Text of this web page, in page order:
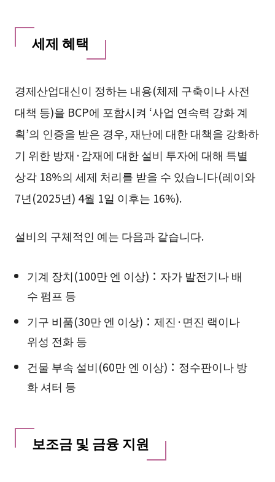
세제 혜택
경제산업대신이 정하는 내용(체제 구축이나 사전
대책 등)을 BCP에 포함시켜 ‘사업 연속력 강화 계
획’의 인증을 받은 경우, 재난에 대한 대책을 강화하
기 위한 방재·감재에 대한 설비 투자에 대해 특별
상각 18%의 세제 처리를 받을 수 있습니다(레이와
7년(2025년) 4월 1일 이후는 16%).
설비의 구체적인 예는 다음과 같습니다.
기계 장치(100만 엔 이상)：자가 발전기나 배
수 펌프 등
기구 비품(30만 엔 이상)：제진·면진 랙이나
위성 전화 등
건물 부속 설비(60만 엔 이상)：정수판이나 방
화 셔터 등
보조금 및 금융 지원